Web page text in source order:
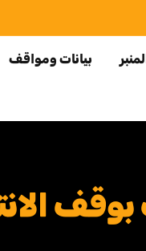
بيانات ومواقف